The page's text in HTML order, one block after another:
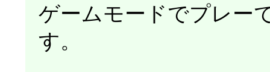
ゲームモードでプレー
す。